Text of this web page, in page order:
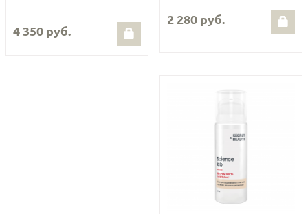
4 350 руб.
2 280 руб.